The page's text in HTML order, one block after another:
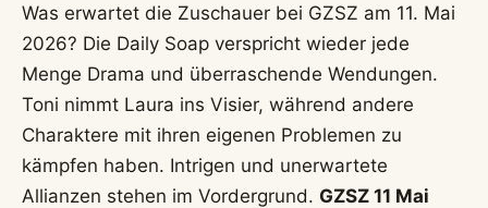
Was erwartet die Zuschauer bei GZSZ am 11. Mai
2026? Die Daily Soap verspricht wieder jede
Menge Drama und überraschende Wendungen.
Toni nimmt Laura ins Visier, während andere
Charaktere mit ihren eigenen Problemen zu
kämpfen haben. Intrigen und unerwartete
Allianzen stehen im Vordergrund. GZSZ 11 Mai